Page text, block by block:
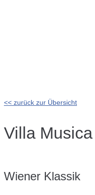
<< zurück zur Übersicht
Villa Musica
Wiener Klassik